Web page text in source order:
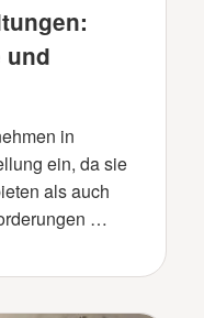
und
in
ein, da sie
als auch
…